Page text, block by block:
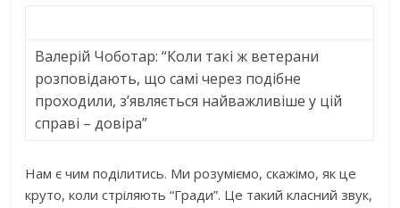
Валерій Чоботар: “Коли такі ж ветерани
розповідають, що самі через подібне
проходили, з’являється найважливіше у цій
справі – довіра”
Нам є чим поділитись. Ми розуміємо, скажімо, як це
круто, коли стріляють “Гради”. Це такий класний звук,